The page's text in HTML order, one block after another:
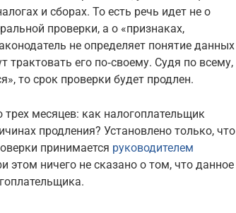
и сборах. То есть речь идет не о
проверки, а о «признаках,
не определяет понятие данных
трактовать его по‑своему. Судя по всему,
то срок проверки будет продлен.
месяцев: как налогоплательщик
продления? Установлено только, что
принимается руководителем
этом ничего не сказано о том, что данное